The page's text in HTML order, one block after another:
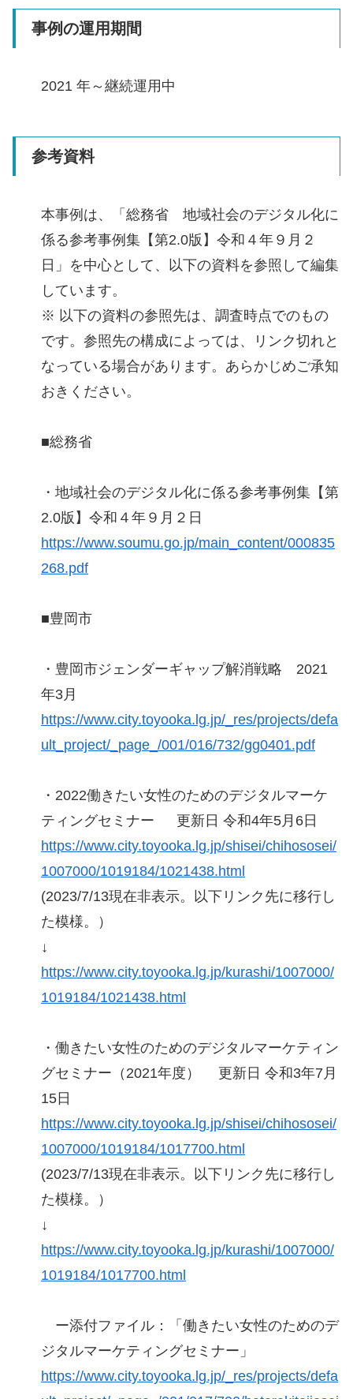
事例の運用期間
2021 年～継続運用中
参考資料
本事例は、「総務省 地域社会のデジタル化に
係る参考事例集【第2.0版】令和４年９月２
日」を中心として、以下の資料を参照して編集
しています。
※ 以下の資料の参照先は、調査時点でのもの
です。参照先の構成によっては、リンク切れと
なっている場合があります。あらかじめご承知
おきください。
■総務省
・地域社会のデジタル化に係る参考事例集【第
2.0版】令和４年９月２日
https://www.soumu.go.jp/main_content/000835
268.pdf
■豊岡市
・豊岡市ジェンダーギャップ解消戦略 2021
年3月
https://www.city.toyooka.lg.jp/_res/projects/defa
ult_project/_page_/001/016/732/gg0401.pdf
・2022働きたい女性のためのデジタルマーケ
ティングセミナー 更新日 令和4年5月6日
https://www.city.toyooka.lg.jp/shisei/chihososei/
1007000/1019184/1021438.html
(2023/7/13現在非表示。以下リンク先に移行し
た模様。）
↓
https://www.city.toyooka.lg.jp/kurashi/1007000/
1019184/1021438.html
・働きたい女性のためのデジタルマーケティン
グセミナー（2021年度） 更新日 令和3年7月
15日
https://www.city.toyooka.lg.jp/shisei/chihososei/
1007000/1019184/1017700.html
(2023/7/13現在非表示。以下リンク先に移行し
た模様。）
↓
https://www.city.toyooka.lg.jp/kurashi/1007000/
1019184/1017700.html
ー添付ファイル：「働きたい女性のためのデ
ジタルマーケティングセミナー」
https://www.city.toyooka.lg.jp/_res/projects/defa